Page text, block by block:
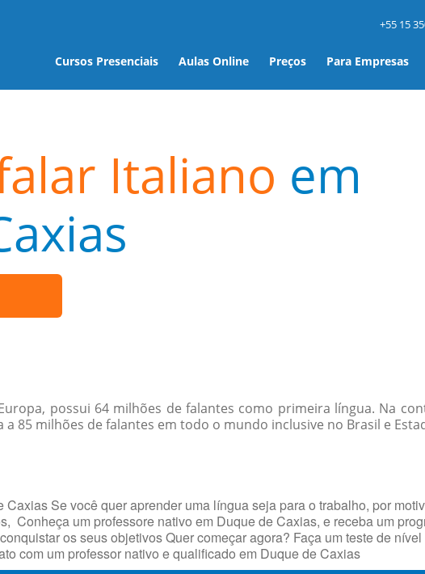
Cursos Presenciais Aulas Online Preços Para Empresas
+55 15
Italiano em
possui 64 milhões de falantes como primeira língua. Na
85 milhões de falantes em todo o mundo inclusive no Brasil e
Se você quer aprender uma língua seja para o trabalho, por
Conheça um professore nativo em Duque de Caxias, e receba um
os seus objetivos Quer começar agora? Faça um teste de
com um professor nativo e qualificado em Duque de Caxias